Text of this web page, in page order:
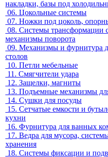
накладки, базы под
06. Цокольные системы
07. Ножки под цоколь,
08. Системы трансформации
механизмы поворота
09. Механизмы и фурнитура
столов
10. Петли мебельные
11. Смягчители удара
12. Защелки, магниты
13. Подъемные механизмы
14. Сушки для посуды
15. Сетчатые емкости и
кухни
16. Фурнитура для ванных
17. Ведра для мусора,
хранения
18. Системы фиксации и